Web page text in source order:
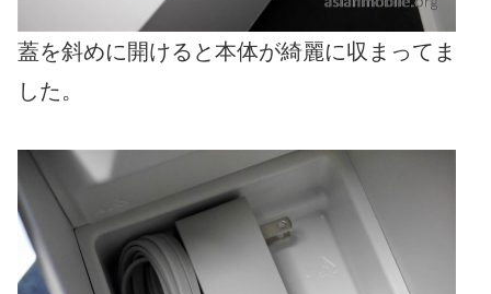
蓋を斜めに開けると本体が綺麗に収まってま
した。